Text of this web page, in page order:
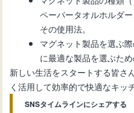
ペーパータオルホルダ
その使用法。
マグネット製品を選ぶ
に最適な製品を選ぶた
新しい生活をスタートする皆さ
く活用して効率的で快適なキッ
SNSタイムラインにシェアする